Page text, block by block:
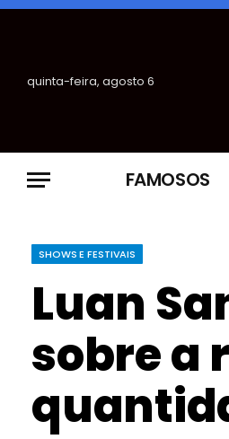
quinta-feira, agosto 6
FAMOSOS
SHOWS E FESTIVAIS
Luan
sobre a